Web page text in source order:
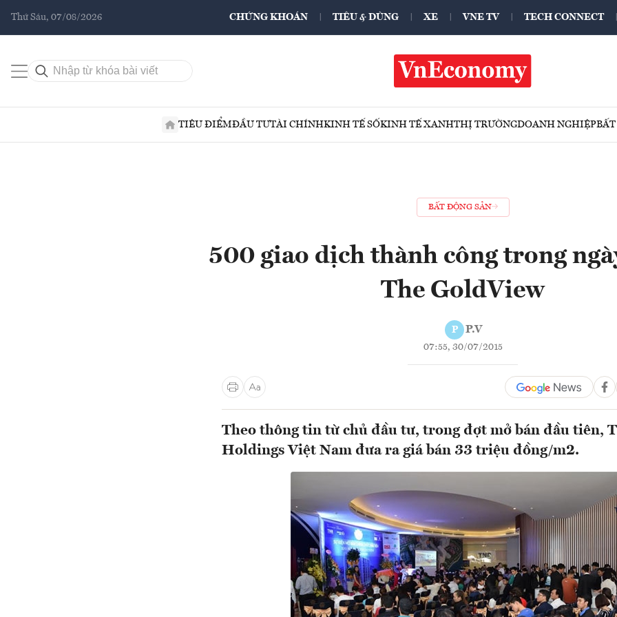
Thứ Sáu, 07/08/2026 CHỨNG KHOÁN TIÊU & DÙNG XE VNE TV TECH CONNECT
TIÊU ĐIỂMĐẦU TƯTÀI CHÍNHKINH TẾ SỐKINH TẾ XANHTHỊ TRƯỜNGDOANH NGHIỆPBẤT
BẤT ĐỘNG SẢN
500 giao dịch thành công trong
The GoldView
P P.V
07:55, 30/07/2015
Theo thông tin từ chủ đầu tư, trong đợt mở bán đầu tiên,
Holdings Việt Nam đưa ra giá bán 33 triệu đồng/m2.